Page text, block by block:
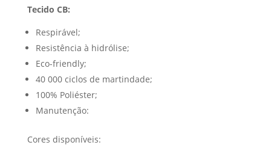
Tecido CB:
Respirável;
Resistência à hidrólise;
Eco-friendly;
40 000 ciclos de martindade;
100% Poliéster;
Manutenção:
Cores disponíveis: